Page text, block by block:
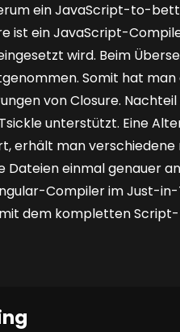
ein JavaScript-to-
ist ein JavaScript-
wird. Beim
Somit hat man
von Closure. Nachteil
unterstützt. Eine
erhält man verschiedene
Dateien einmal genauer
Compiler im Just-
dem kompletten